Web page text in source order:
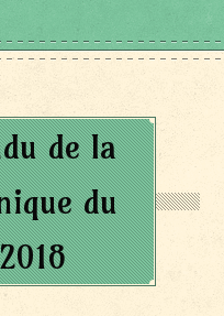
de la
du